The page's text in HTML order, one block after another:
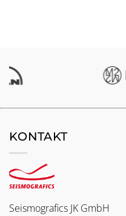
KONTAKT
Seismografics JK GmbH